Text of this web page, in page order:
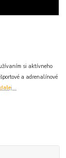
si aktívneho
a adrenalínové